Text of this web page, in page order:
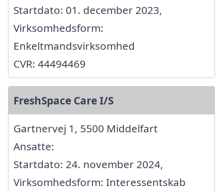
Startdato: 01. december 2023,
Virksomhedsform:
Enkeltmandsvirksomhed
CVR: 44494469
FreshSpace Care I/S
Gartnervej 1, 5500 Middelfart
Ansatte:
Startdato: 24. november 2024,
Virksomhedsform: Interessentskab